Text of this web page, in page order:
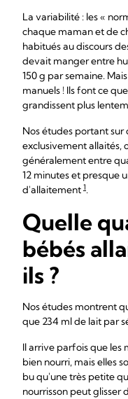
La variabilité : les «
chaque maman et de
habitués au discours
devait manger entre
150 g par semaine.
manuels ! Ils font ce
grandissent plus
Nos études portant sur
exclusivement allaités,
généralement entre
12 minutes et presque
d'allaitement 1.
Quelle
bébés
ils ?
Nos études montrent
que 234 ml de lait par
Il arrive parfois que les
bien nourri, mais elles
bu qu'une très petite
nourrisson peut glisser